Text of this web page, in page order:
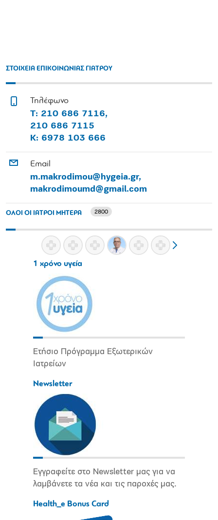
ΣΤΟΙΧΕΙΑ ΕΠΙΚΟΙΝΩΝΙΑΣ ΓΙΑΤΡΟΥ
Τηλέφωνο
Τ: 210 686 7116,
210 686 7115
Κ: 6978 103 666
Email
m.makrodimou@hygeia.gr,
makrodimoumd@gmail.com
ΟΛΟΙ ΟΙ ΙΑΤΡΟΙ ΜΗΤΕΡΑ 2800
1 χρόνο υγεία
Ετήσιο Πρόγραμμα Εξωτερικών
Ιατρείων
Newsletter
Εγγραφείτε στο Newsletter μας για να
λαμβάνετε τα νέα και τις παροχές μας.
Health_e Bonus Card